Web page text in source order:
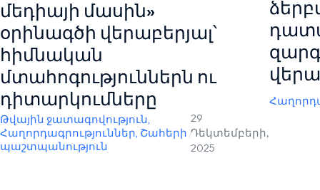
մեդիայի մասին»
օրինագծի վերաբերյալ՝
հիմնական
մտահոգություններն ու
դիտարկումները
Թվային ջատագովություն,
Հաղորդագրություններ, Շահերի
պաշտպանություն
/
29
Դեկտեմբերի,
2025